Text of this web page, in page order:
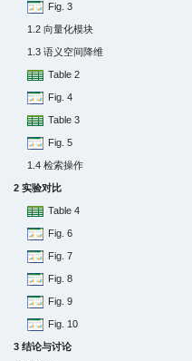
Fig. 3
1.2 向量化模块
1.3 语义空间降维
Table 2
Fig. 4
Table 3
Fig. 5
1.4 检索操作
2 实验对比
Table 4
Fig. 6
Fig. 7
Fig. 8
Fig. 9
Fig. 10
3 结论与讨论